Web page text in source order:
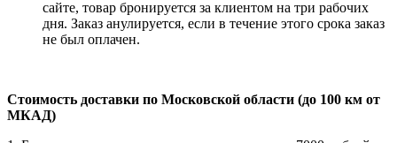
сайте, товар бронируется за клиентом на три рабочих
дня. Заказ анулируется, если в течение этого срока заказ
не был оплачен.
Стоимость доставки по Московской области (до 100 км от
МКАД)